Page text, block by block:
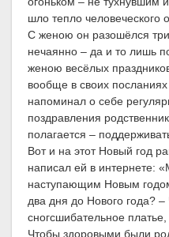
шло тепло человеческого
С женою он разошёлся
нечаянно – да и то лишь
женою весёлых
вообще в своих
напоминал о себе
поздравления
полагается –
Вот и на этот Новый год
написал ей в интернете:
наступающим Новым
два дня до Нового года?
сногсшибательное
Чтобы здоровыми были